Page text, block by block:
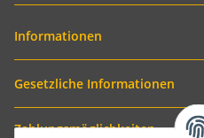
Informationen
Gesetzliche Informationen
Zahlungsmöglichkeiten